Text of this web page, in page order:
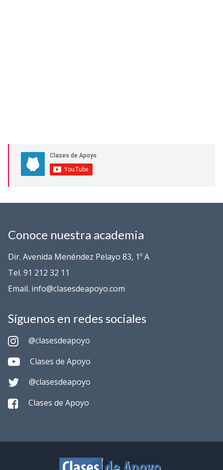
Conoce nuestra academia
Dir. Avenida Menéndez Pelayo 83, 1º A
Tel. 91 212 32 11
Email. info@clasesdeapoyo.com
Síguenos en redes sociales
@clasesdeapoyo
Clases de Apoyo
@clasesdeapoyo
Clases de Apoyo